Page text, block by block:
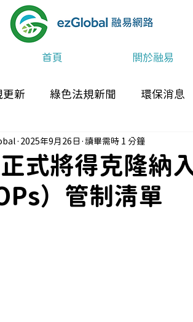
首頁 關於融易
更新 綠色法規新聞 環保消息
式將得克隆納
）管制清單
2025年9月26日 讀畢需時 1 分鐘